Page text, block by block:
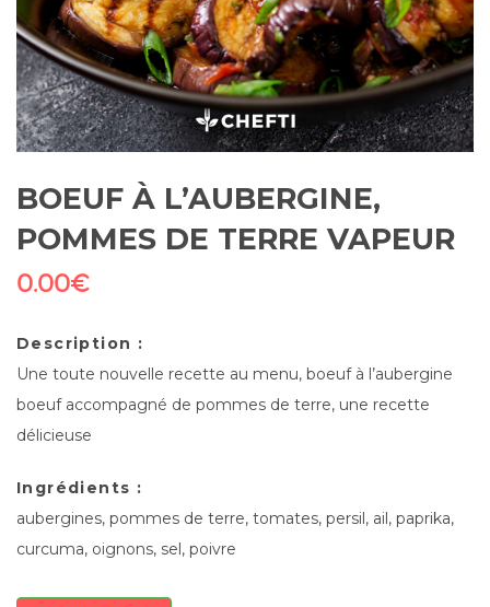
BOEUF À L’AUBERGINE,
POMMES DE TERRE VAPEUR
0.00€
Description :
Une toute nouvelle recette au menu, boeuf à l’aubergine
boeuf accompagné de pommes de terre, une recette
délicieuse
Ingrédients :
aubergines, pommes de terre, tomates, persil, ail, paprika,
curcuma, oignons, sel, poivre